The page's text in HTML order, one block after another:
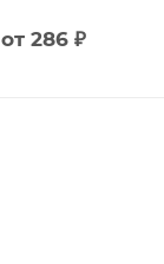
от286 ₽